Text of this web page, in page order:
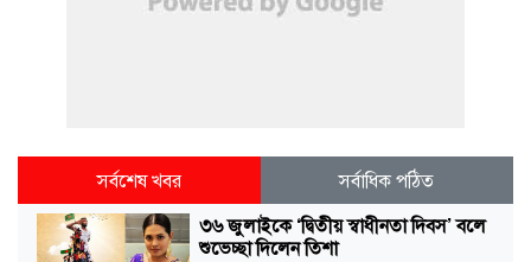
সর্বশেষ খবর
সর্বাধিক পঠিত
৩৬ জুলাইকে ‘দ্বিতীয় স্বাধীনতা দিবস’ বলে
শুভেচ্ছা দিলেন তিশা